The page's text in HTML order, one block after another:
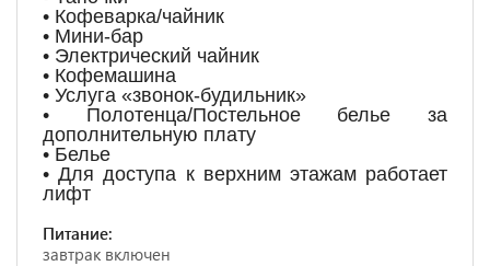
• Кофеварка/чайник
• Мини-бар
• Электрический чайник
• Кофемашина
• Услуга «звонок-будильник»
• Полотенца/Постельное белье за
дополнительную плату
• Белье
• Для доступа к верхним этажам работает
лифт
Питание:
завтрак включен